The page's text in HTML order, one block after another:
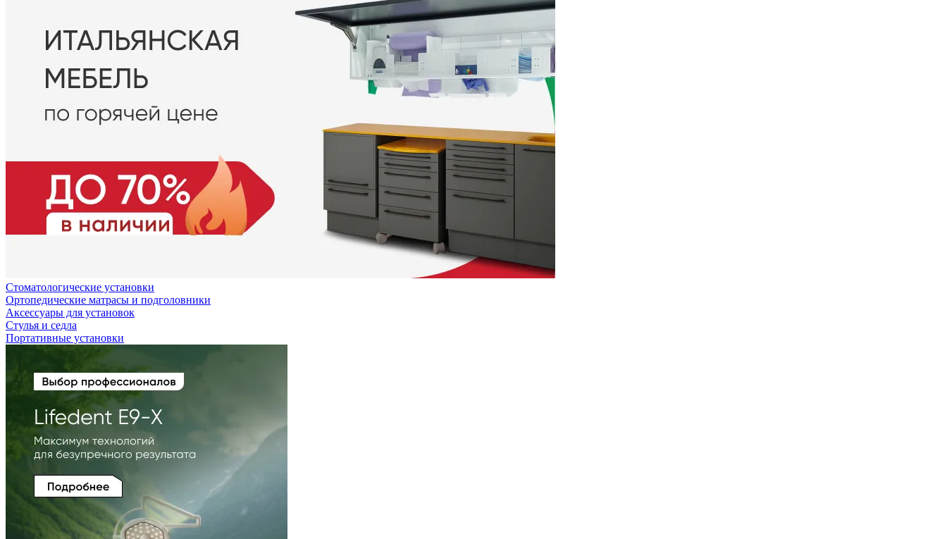
Стоматологические установки
Ортопедические матрасы и подголовники
Аксессуары для установок
Стулья и седла
Портативные установки